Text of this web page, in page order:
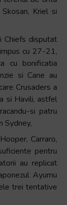
Kriel si
Chiefs disputat
cu 27-21,
cu bonificatia
si Cane au
Crusaders a
si Havili, astfel
si patru
Sydney,
Carraro,
pentru
au replicat
Ayumu
trei tentative